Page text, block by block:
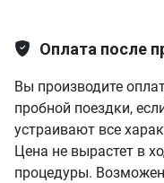
Оплата после
Вы производите
пробной поездки,
устраивают все
Цена не вырастет в
процедуры.